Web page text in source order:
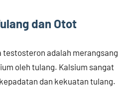
dan Otot
testosteron adalah merangsang
oleh tulang. Kalsium sangat
dan kekuatan tulang.